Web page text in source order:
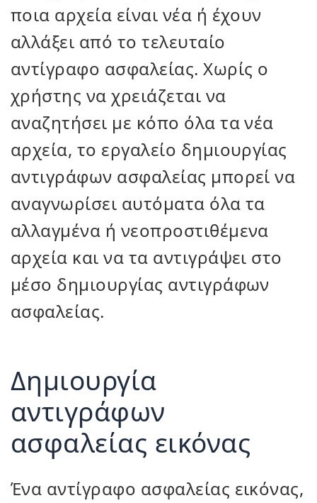
ποια αρχεία είναι νέα ή έχουν
αλλάξει από το τελευταίο
αντίγραφο ασφαλείας. Χωρίς ο
χρήστης να χρειάζεται να
αναζητήσει με κόπο όλα τα νέα
αρχεία, το εργαλείο δημιουργίας
αντιγράφων ασφαλείας μπορεί να
αναγνωρίσει αυτόματα όλα τα
αλλαγμένα ή νεοπροστιθέμενα
αρχεία και να τα αντιγράψει στο
μέσο δημιουργίας αντιγράφων
ασφαλείας.
Δημιουργία
αντιγράφων
ασφαλείας εικόνας
Ένα αντίγραφο ασφαλείας εικόνας,